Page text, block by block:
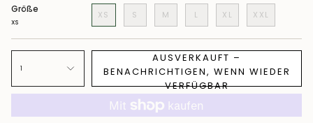
Größe
XS
XS S M L XL XXL
1
AUSVERKAUFT –
BENACHRICHTIGEN, WENN WIEDER
VERFÜGBAR